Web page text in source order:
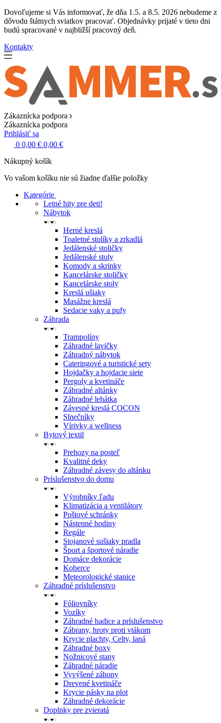
Dovoľujeme si Vás informovať, že dňa 1.5. a 8.5. 2026 nebudeme z
dôvodu štátnych sviatkov pracovať. Objednávky prijaté v tieto dni
budú spracované v najbližší pracovný deň.
Kontakty
Zákaznícka podpora
Zákaznícka podpora
Prihlásiť sa
0 0,00 € 0,00 €
Nákupný košík
Vo vašom košíku nie sú žiadne ďalšie položky
Kategórie
Letné hity pre deti!
Nábytok
Herné kreslá
Toaletné stolíky a zrkadlá
Jedálenské stoličky
Jedálenské stoly
Komody a skrinky
Kancelárske stoličky
Kancelárske stoly
Kreslá ušiaky
Masážne kreslá
Sedacie vaky a pufy
Záhrada
Trampolíny
Záhradné lavičky
Záhradný nábytok
Cateringové a turistické sety
Hojdačky a hojdacie siete
Pergoly a kvetináče
Záhradné altánky
Záhradné lehátka
Závesné kreslá COCON
Slnečníky
Vírivky a wellness
Bytový textil
Prehozy na posteľ
Kvalitné deky
Záhradné závesy do altánku
Príslušenstvo do domu
Výrobníky ľadu
Klimatizácia a ventilátory
Poštové schránky
Nástenné hodiny
Regále
Stojanové sušiaky pradla
Šport a športové náradie
Domáce dekorácie
Koberce
Meteorologické stanice
Záhradné príslušenstvo
Fóliovníky
Vozíky
Záhradné hadice a príslušenstvo
Zábrany, hroty proti vtákom
Krycie plachty, Celty, laná
Záhradné boxy
Nožnicové stany
Záhradné náradie
Vyvýšené záhony
Drevené kvetináče
Krycie pásky na plot
Záhradné dekorácie
Doplnky pre zvieratá